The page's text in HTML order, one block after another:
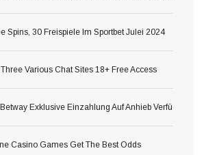
Spins, 30 Freispiele Im Sportbet Julei 2024
Various Chat Sites 18+ Free Access
Exklusive Einzahlung Auf Anhieb Verfügbar
Casino Games Get The Best Odds